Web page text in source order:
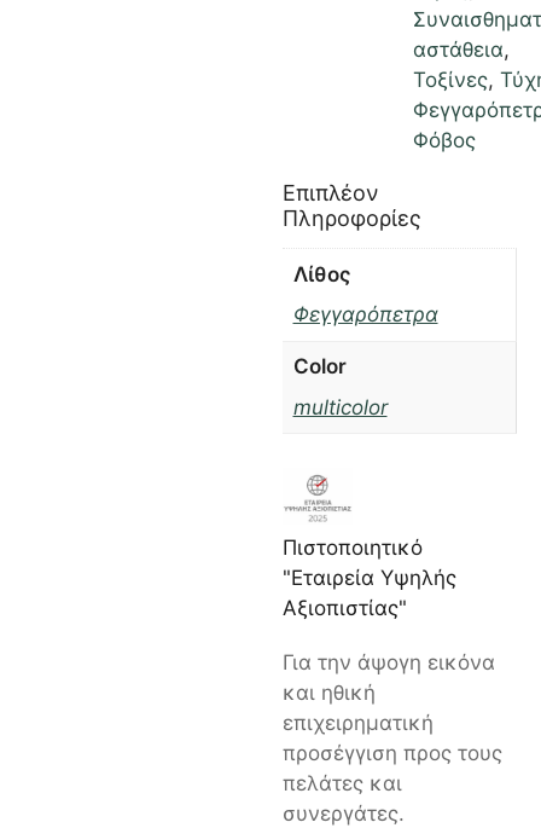
αστάθεια,
Τοξίνες,
Φόβος
Επιπλέον
Πληροφορίες
Λίθος
Φεγγαρόπετρα
Color
multicolor
Πιστοποιητικό
"Εταιρεία Υψηλής
Αξιοπιστίας"
Για την άψογη εικόνα
και ηθική
επιχειρηματική
προσέγγιση προς τους
πελάτες και
συνεργάτες.